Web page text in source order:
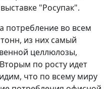
"Росупак".
потребление во всем
из них самый
целлюлозы,
по росту идет
что по всему миру